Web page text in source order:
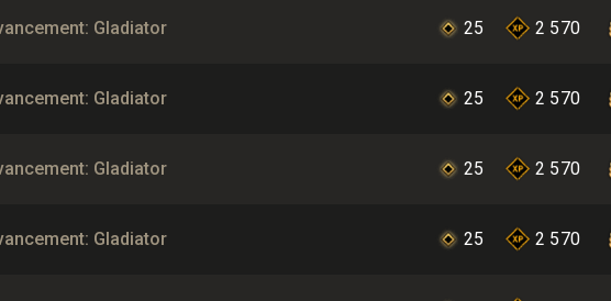
Gladiator 25 2 570
Gladiator 25 2 570
Gladiator 25 2 570
Gladiator 25 2 570